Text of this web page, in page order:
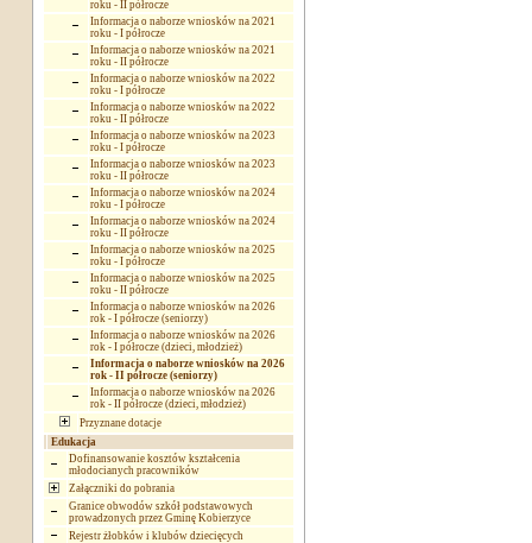
roku - II półrocze
Informacja o naborze wniosków na 2021
roku - I półrocze
Informacja o naborze wniosków na 2021
roku - II półrocze
Informacja o naborze wniosków na 2022
roku - I półrocze
Informacja o naborze wniosków na 2022
roku - II półrocze
Informacja o naborze wniosków na 2023
roku - I półrocze
Informacja o naborze wniosków na 2023
roku - II półrocze
Informacja o naborze wniosków na 2024
roku - I półrocze
Informacja o naborze wniosków na 2024
roku - II półrocze
Informacja o naborze wniosków na 2025
roku - I półrocze
Informacja o naborze wniosków na 2025
roku - II półrocze
Informacja o naborze wniosków na 2026
rok - I półrocze (seniorzy)
Informacja o naborze wniosków na 2026
rok - I półrocze (dzieci, młodzież)
Informacja o naborze wniosków na 2026
rok - II półrocze (seniorzy)
Informacja o naborze wniosków na 2026
rok - II półrocze (dzieci, młodzież)
Przyznane dotacje
Edukacja
Dofinansowanie kosztów kształcenia
młodocianych pracowników
Załączniki do pobrania
Granice obwodów szkół podstawowych
prowadzonych przez Gminę Kobierzyce
Rejestr żłobków i klubów dziecięcych